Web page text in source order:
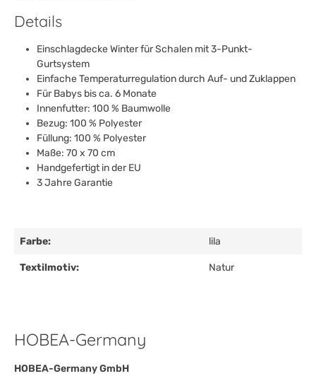
Details
Einschlagdecke Winter für Schalen mit 3-Punkt-
Gurtsystem
Einfache Temperaturregulation durch Auf- und Zuklappen
Für Babys bis ca. 6 Monate
Innenfutter: 100 % Baumwolle
Bezug: 100 % Polyester
Füllung: 100 % Polyester
Maße: 70 x 70 cm
Handgefertigt in der EU
3 JahreGarantie
Farbe: lila
Textilmotiv: Natur
HOBEA-Germany
HOBEA-Germany GmbH